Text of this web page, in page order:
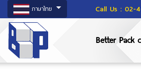
ภาษาไทย Call Us : 02-
Better Pack